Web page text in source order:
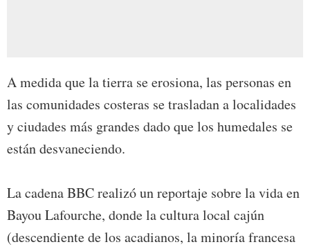
A medida que la tierra se erosiona, las personas en
las comunidades costeras se trasladan a localidades
y ciudades más grandes dado que los humedales se
están desvaneciendo.
La cadena BBC realizó un reportaje sobre la vida en
Bayou Lafourche, donde la cultura local cajún
(descendiente de los acadianos, la minoría francesa